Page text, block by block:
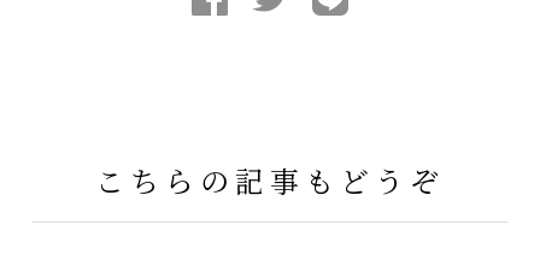
こちらの記事もどうぞ